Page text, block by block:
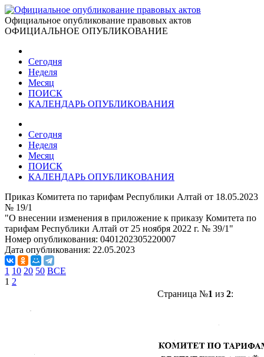
Официальное опубликование правовых актов
ОФИЦИАЛЬНОЕ ОПУБЛИКОВАНИЕ
Сегодня
Неделя
Месяц
ПОИСК
КАЛЕНДАРЬ ОПУБЛИКОВАНИЯ
Сегодня
Неделя
Месяц
ПОИСК
КАЛЕНДАРЬ ОПУБЛИКОВАНИЯ
Приказ Комитета по тарифам Республики Алтай от 18.05.2023
№ 19/1
"О внесении изменения в приложение к приказу Комитета по
тарифам Республики Алтай от 25 ноября 2022 г. № 39/1"
Номер опубликования: 0401202305220007
Дата опубликования: 22.05.2023
1 10 20 50 ВСЕ
1 2
Страница №1 из 2: